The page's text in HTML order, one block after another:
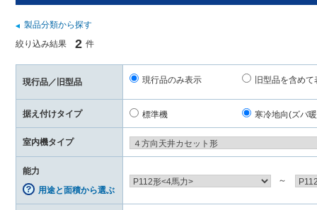
製品分類から探す
絞り込み結果
2 件
現行品／旧型品 現行品のみ表示 旧型品を含めて
据え付けタイプ 標準機 寒冷地向(ズバ
室内機タイプ
能力
用途と面積から選ぶ
～